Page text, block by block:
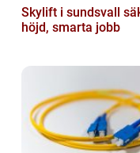
Skylift i sundsvall säker
höjd, smarta jobb